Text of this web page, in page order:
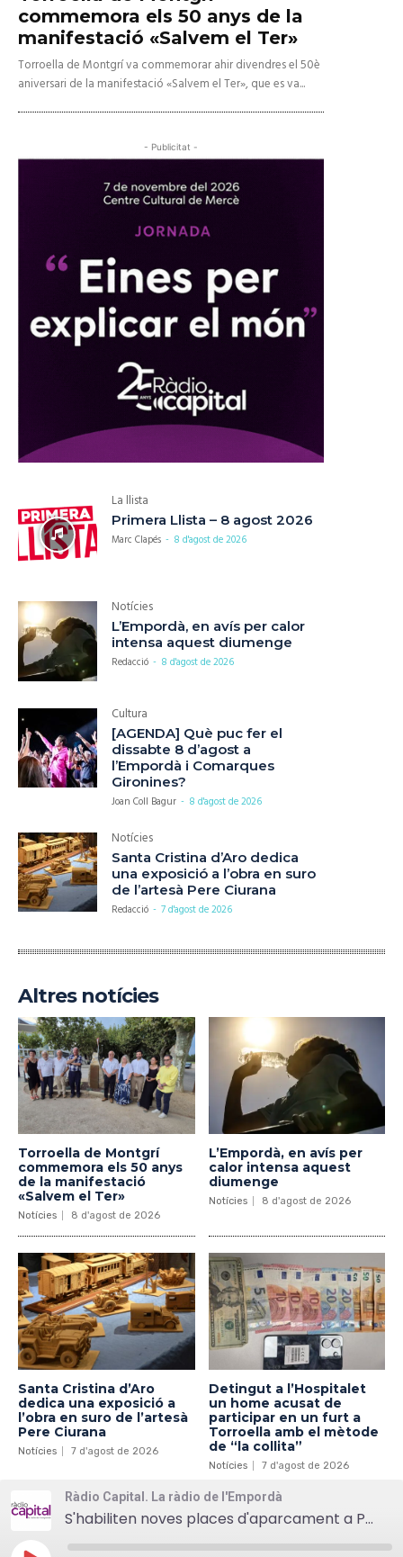
commemora els 50 anys de la
manifestació «Salvem el Ter»
Torroella de Montgrí va commemorar ahir divendres el 50è
aniversari de la manifestació «Salvem el Ter», que es va...
- Publicitat -
La llista
Primera Llista – 8 agost 2026
Marc Clapés - 8 d'agost de 2026
Notícies
L’Empordà, en avís per calor
intensa aquest diumenge
Redacció - 8 d'agost de 2026
Cultura
[AGENDA] Què puc fer el
dissabte 8 d’agost a
l’Empordà i Comarques
Gironines?
Joan Coll Bagur - 8 d'agost de 2026
Notícies
Santa Cristina d’Aro dedica
una exposició a l’obra en suro
de l’artesà Pere Ciurana
Redacció - 7 d'agost de 2026
Altres notícies
Torroella de Montgrí
commemora els 50 anys
de la manifestació
«Salvem el Ter»
Notícies 8 d'agost de 2026
L’Empordà, en avís per
calor intensa aquest
diumenge
Notícies 8 d'agost de 2026
Santa Cristina d’Aro
dedica una exposició a
l’obra en suro de l’artesà
Pere Ciurana
Notícies 7 d'agost de 2026
Detingut a l’Hospitalet
un home acusat de
participar en un furt a
Torroella amb el mètode
de “la collita”
Notícies 7 d'agost de 2026
Ràdio Capital. La ràdio de l'Empordà
S'habiliten noves places d'aparcament a Palamós